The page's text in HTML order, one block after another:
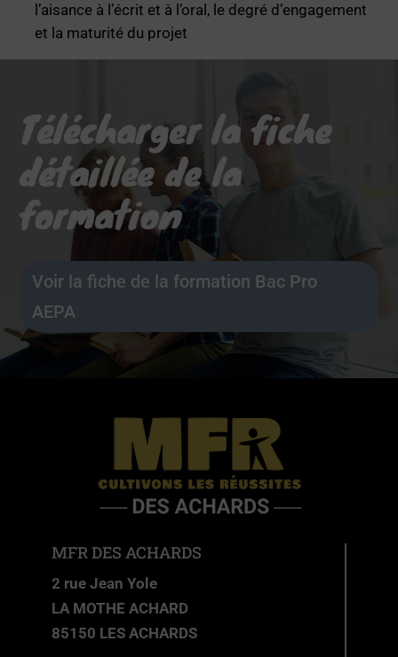
l’aisance à l’écrit et à l’oral, le degré d’engagement
et la maturité du projet
Télécharger la fiche
détaillée de la
formation
Voir la fiche de la formation Bac Pro
AEPA
MFR DES ACHARDS
2 rue Jean Yole
LA MOTHE ACHARD
85150 LES ACHARDS